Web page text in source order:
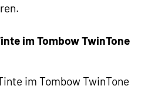
im Tombow TwinTone
im Tombow TwinTone